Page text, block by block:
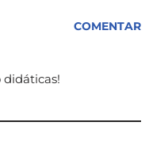
COMENTAR
didáticas!